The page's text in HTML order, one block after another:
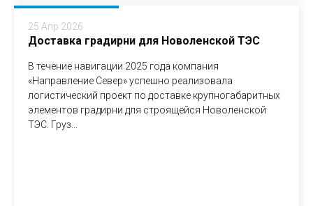
25 Апр 2026
Доставка градирни для Новоленской ТЭС
В течение навигации 2025 года компания
«Направление Север» успешно реализовала
логистический проект по доставке крупногабаритных
элементов градирни для строящейся Новоленской
ТЭС. Груз...